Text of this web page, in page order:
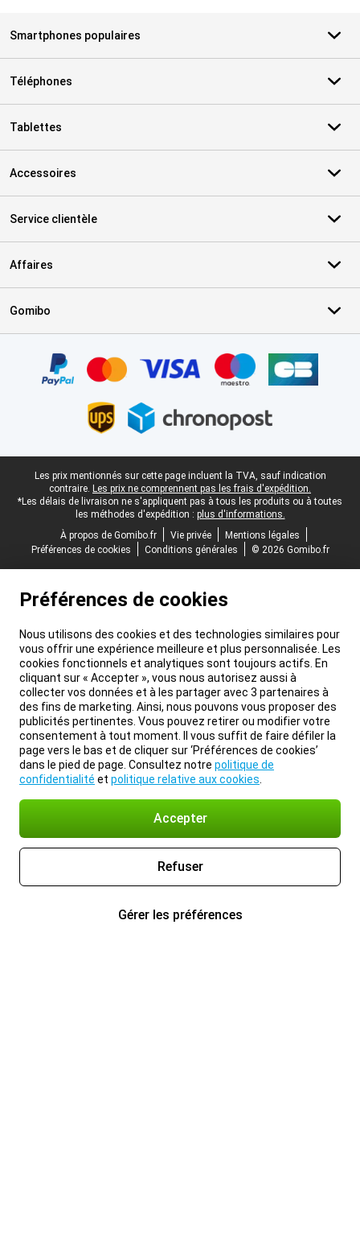
Smartphones populaires
Téléphones
Tablettes
Accessoires
Service clientèle
Affaires
Gomibo
Pied-de-page légal
Les prix mentionnés sur cette page incluent la TVA, sauf indication
contraire. Les prix ne comprennent pas les frais d'expédition.
*Les délais de livraison ne s'appliquent pas à tous les produits ou à toutes
les méthodes d'expédition : plus d'informations.
À propos de Gomibo.fr
Vie privée
Mentions légales
Préférences de cookies
Conditions générales © 2026 Gomibo.fr
Préférences de cookies
Nous utilisons des cookies et des technologies similaires pour
vous offrir une expérience meilleure et plus personnalisée. Les
cookies fonctionnels et analytiques sont toujours actifs. En
cliquant sur « Accepter », vous nous autorisez aussi à
collecter vos données et à les partager avec 3 partenaires à
des fins de marketing. Ainsi, nous pouvons vous proposer des
publicités pertinentes. Vous pouvez retirer ou modifier votre
consentement à tout moment. Il vous suffit de faire défiler la
page vers le bas et de cliquer sur ‘Préférences de cookies’
dans le pied de page. Consultez notre politique de
confidentialité et politique relative aux cookies
Accepter
Refuser
Gérer les préférences